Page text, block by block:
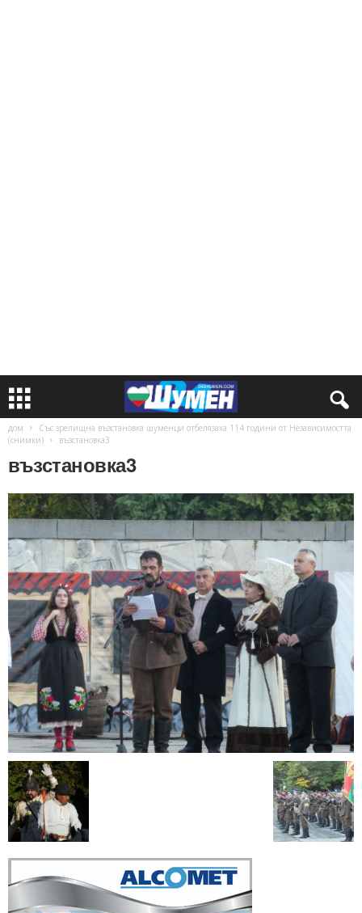
дом
Със зрелищна възстановка шуменци отбелязаха 114 години от Независимостта
(снимки)
възстановка3
възстановка3